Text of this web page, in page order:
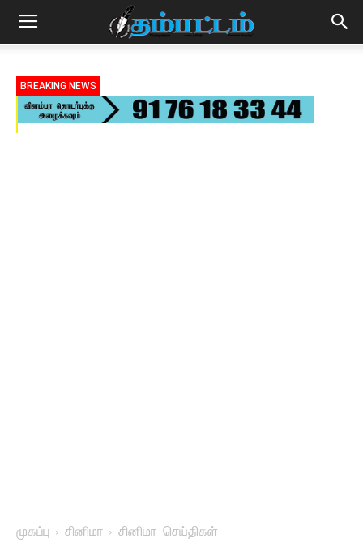
BREAKING NEWS
முகப்பு சினிமா சினிமா செய்திகள்